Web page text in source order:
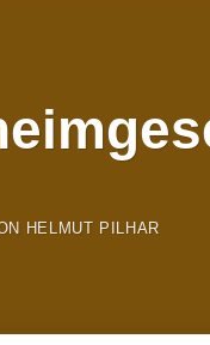
HELMUT PILHAR